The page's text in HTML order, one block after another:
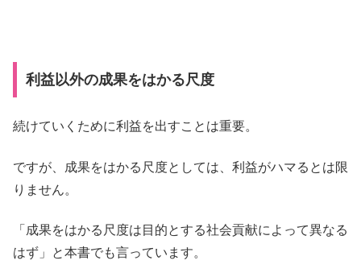
利益以外の成果をはかる尺度
続けていくために利益を出すことは重要。
ですが、成果をはかる尺度としては、利益がハマるとは限
りません。
「成果をはかる尺度は目的とする社会貢献によって異なる
はず」と本書でも言っています。